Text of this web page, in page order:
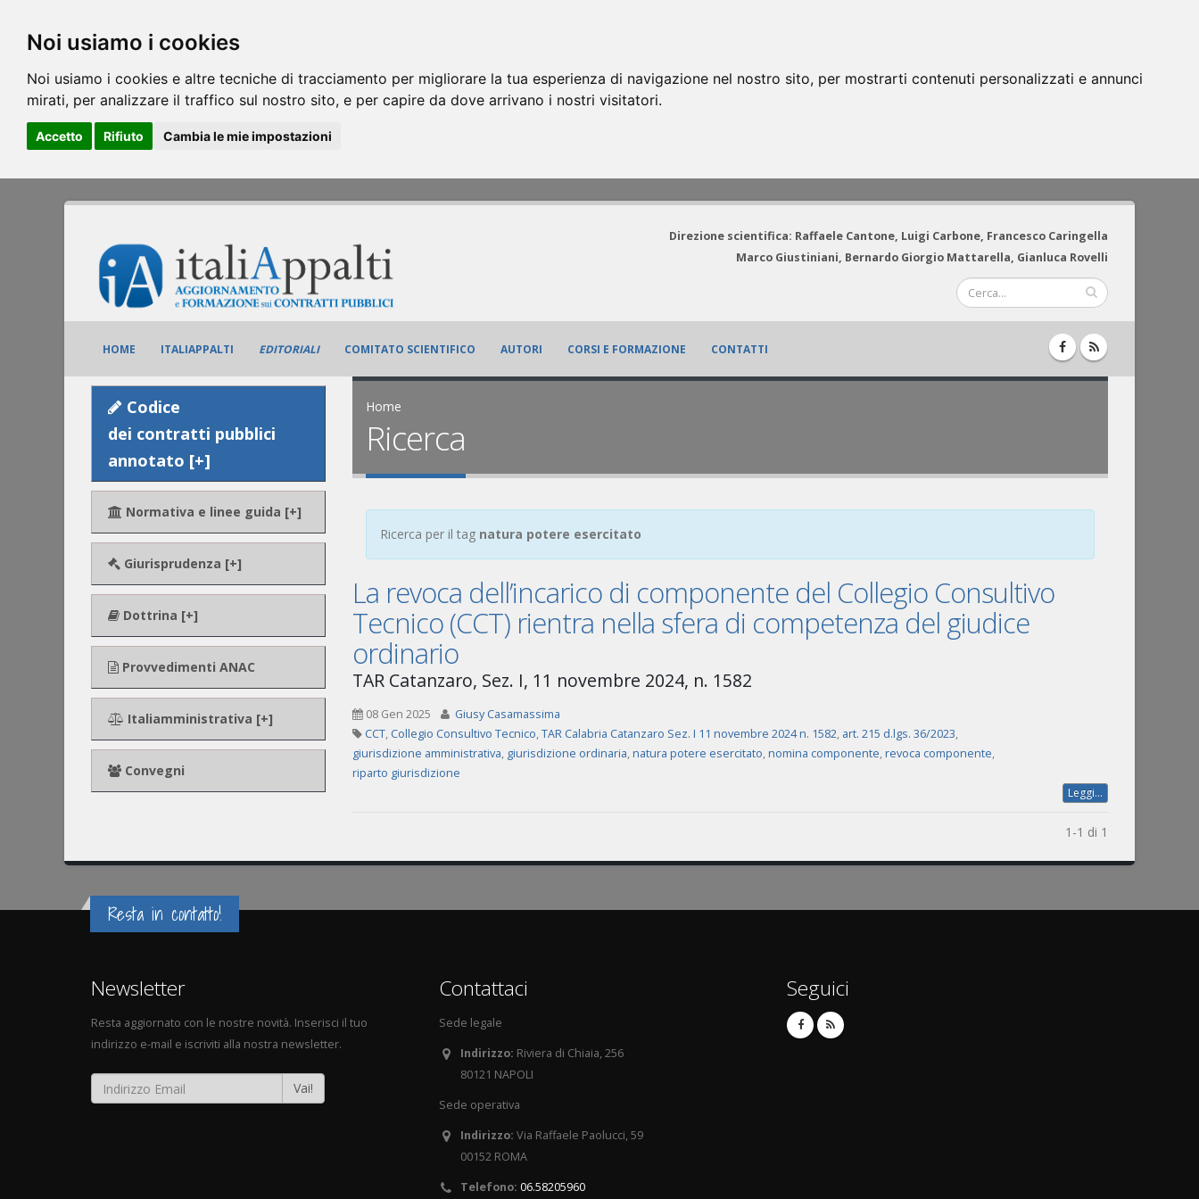
Noi usiamo i cookies
Noi usiamo i cookies e altre tecniche di tracciamento per migliorare la tua esperienza di navigazione nel nostro sito, per mostrarti contenuti personalizzati e annunci
mirati, per analizzare il traffico sul nostro sito, e per capire da dove arrivano i nostri visitatori.
Accetto Rifiuto Cambia le mie impostazioni
Direzione scientifica: Raffaele Cantone, Luigi Carbone, Francesco Caringella
Marco Giustiniani, Bernardo Giorgio Mattarella, Gianluca Rovelli
HOME ITALIAPPALTI EDITORIALI COMITATO SCIENTIFICO AUTORI CORSI E FORMAZIONE CONTATTI
Codice
dei contratti pubblici
annotato [+]
Normativa e linee guida [+]
Giurisprudenza [+]
Dottrina [+]
Provvedimenti ANAC
Italiamministrativa [+]
Convegni
Home
Ricerca
Ricerca per il tag natura potere esercitato
La revoca dell’incarico di componente del Collegio Consultivo
Tecnico (CCT) rientra nella sfera di competenza del giudice
ordinario
TAR Catanzaro, Sez. I, 11 novembre 2024, n. 1582
08 Gen 2025
Giusy Casamassima
CCT, Collegio Consultivo Tecnico,TAR Calabria Catanzaro Sez. I 11 novembre 2024 n. 1582, art. 215 d.lgs. 36/2023,
giurisdizione amministrativa, giurisdizione ordinaria,natura potere esercitato,nomina componente,revoca componente,
riparto giurisdizione
Leggi...
1-1 di 1
Resta in contatto!
Newsletter
Resta aggiornato con le nostre novità. Inserisci il tuo
indirizzo e-mail e iscriviti alla nostra newsletter.
Vai!
Contattaci
Sede legale
Indirizzo: Riviera di Chiaia, 256
80121 NAPOLI
Sede operativa
Indirizzo: Via Raffaele Paolucci, 59
00152 ROMA
Telefono: 06.58205960
Seguici